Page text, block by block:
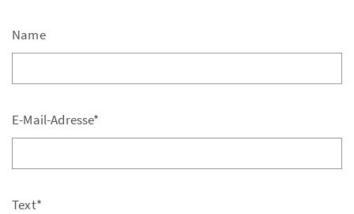
Name
E-Mail-Adresse*
Text*